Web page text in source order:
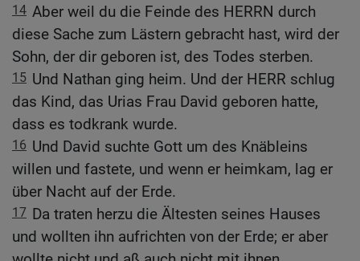
14 Aber weil du die Feinde des HERRN durch
diese Sache zum Lästern gebracht hast, wird der
Sohn, der dir geboren ist, des Todes sterben.
15 Und Nathan ging heim. Und der HERR schlug
das Kind, das Urias Frau David geboren hatte,
dass es todkrank wurde.
16 Und David suchte Gott um des Knäbleins
willen und fastete, und wenn er heimkam, lag er
über Nacht auf der Erde.
17 Da traten herzu die Ältesten seines Hauses
und wollten ihn aufrichten von der Erde; er aber